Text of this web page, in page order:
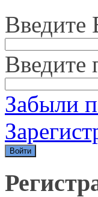
Введите
Забыли